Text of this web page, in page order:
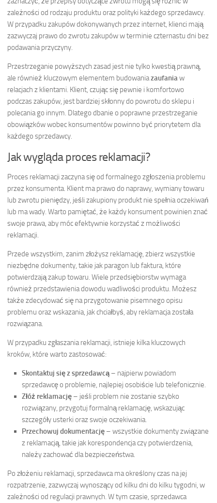
zależności od rodzaju produktu oraz polityki każdego sprzedawcy.
W przypadku zakupów dokonywanych przez internet, klienci mają
zazwyczaj prawo do zwrotu zakupów w terminie czternastu dni bez
podawania przyczyny.
Przestrzeganie powyższych zasad jest nie tylko kwestią prawną,
ale również kluczowym elementem budowaniazaufania w
relacjach z klientami. Klient, czując się pewnie i komfortowo
podczas zakupów, jest bardziej skłonny do powrotu do sklepu i
polecania go innym. Dlatego dbanie o poprawne przestrzeganie
obowiązków wobec konsumentów powinno być priorytetem dla
każdego sprzedawcy.
Jak wygląda proces reklamacji?
Proces reklamacji zaczyna się od formalnego zgłoszenia problemu
przez konsumenta. Klient ma prawo do naprawy, wymiany towaru
lub zwrotu pieniędzy, jeśli zakupiony produkt nie spełnia oczekiwań
lub ma wady. Warto pamiętać, że każdy konsument powinien znać
swoje prawa, aby móc efektywnie korzystać z możliwości
reklamacji.
Przede wszystkim, zanim złożysz reklamację, zbierz wszystkie
niezbędne dokumenty, takie jak paragon lub faktura, które
potwierdzają zakup towaru. Wiele przedsiębiorstw wymaga
również przedstawienia dowodu wadliwości produktu. Możesz
także zdecydować się na przygotowanie pisemnego opisu
problemu oraz wskazania, jak chciałbyś, aby reklamacja została
rozwiązana.
W przypadku zgłaszania reklamacji, istnieje kilka kluczowych
kroków, które warto zastosować:
Skontaktuj się z sprzedawcą – najpierw powiadom
sprzedawcę o problemie, najlepiej osobiście lub telefonicznie.
Złóż reklamację – jeśli problem nie zostanie szybko
rozwiązany, przygotuj formalną reklamację, wskazując
szczegóły usterki oraz swoje oczekiwania.
Przechowuj dokumentację – wszystkie dokumenty związane
z reklamacją, takie jak korespondencja czy potwierdzenia,
należy zachować dla bezpieczeństwa.
Po złożeniu reklamacji, sprzedawca ma określony czas na jej
rozpatrzenie, zazwyczaj wynoszący od kilku dni do kilku tygodni, w
zależności od regulacji prawnych. W tym czasie, sprzedawca